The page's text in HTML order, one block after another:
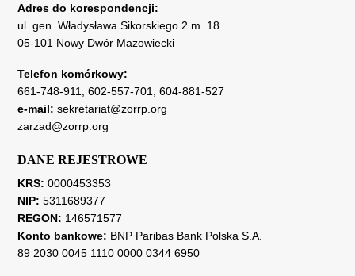
Adres do korespondencji:
ul. gen. Władysława Sikorskiego 2 m. 18
05-101 Nowy Dwór Mazowiecki
Telefon komórkowy:
661-748-911; 602-557-701; 604-881-527
e-mail: sekretariat@zorrp.org
zarzad@zorrp.org
DANE REJESTROWE
KRS: 0000453353
NIP: 5311689377
REGON: 146571577
Konto bankowe: BNP Paribas Bank Polska S.A.
89 2030 0045 1110 0000 0344 6950